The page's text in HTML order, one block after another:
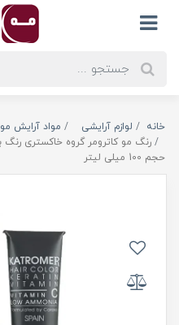
خانه لوازم آرایشی مواد آرایش مو
حجم 100 میلی لیتر